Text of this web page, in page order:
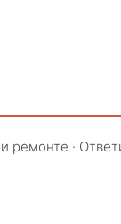
ремонте ·